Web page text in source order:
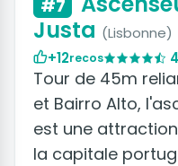
#7
Justa (Lisbonne)
+12recos
Tour de 45m
et Bairro Alto,
est une
la capitale